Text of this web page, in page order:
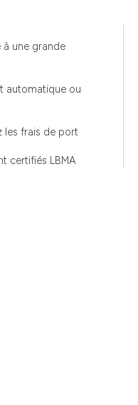
une grande
automatique ou
les frais de port
certifiés LBMA